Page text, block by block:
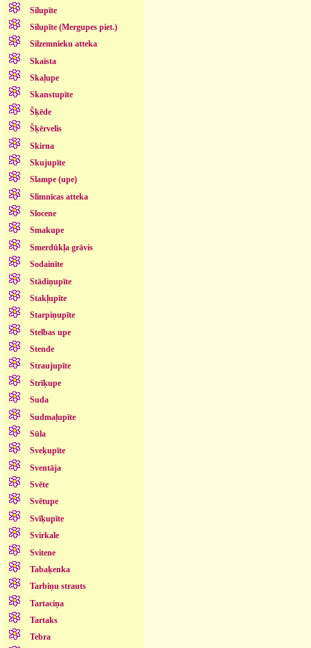
Silupīte
Silupīte (Mergupes piet.)
Silzemnieku atteka
Skaista
Skaļupe
Skanstupīte
Šķēde
Šķērvelis
Skirna
Skujupīte
Slampe (upe)
Slimnīcas atteka
Slocene
Smakupe
Smerdūkļa grāvis
Sodainīte
Stādiņupīte
Stakļupīte
Starpiņupīte
Stelbas upe
Stende
Straujupīte
Strīķupe
Suda
Sudmaļupīte
Sūla
Sveķupīte
Sventāja
Svēte
Svētupe
Svīķupīte
Svirkale
Svitene
Tabaķenka
Tarbiņu strauts
Tartaciņa
Tartaks
Tebra